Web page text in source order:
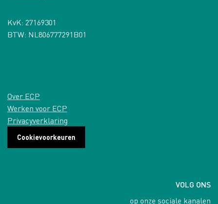
KvK: 27169301
BTW: NL806777291B01
Over ECP
Werken voor ECP
Privacyverklaring
Cookievoorkeuren
VOLG ONS
op onze sociale kanalen